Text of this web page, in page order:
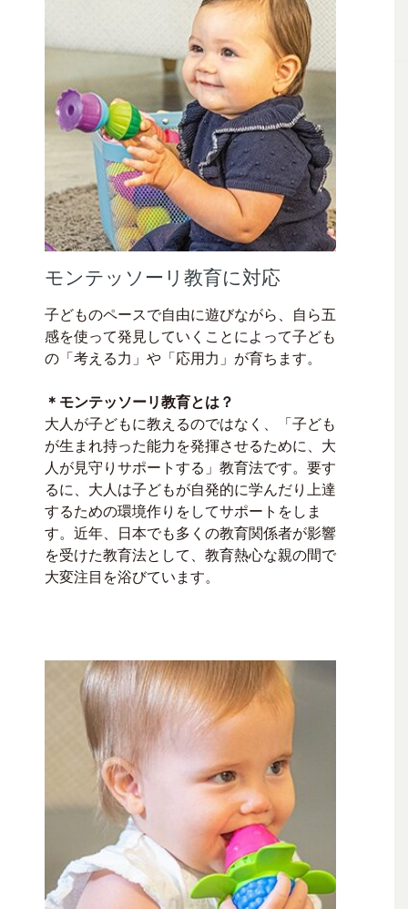
モンテッソーリ教育に対応
子どものペースで自由に遊びながら、自ら五
感を使って発見していくことによって子ども
の「考える力」や「応用力」が育ちます。
＊モンテッソーリ教育とは？
大人が子どもに教えるのではなく、「子ども
が生まれ持った能力を発揮させるために、大
人が見守りサポートする」教育法です。要す
るに、大人は子どもが自発的に学んだり上達
するための環境作りをしてサポートをしま
す。近年、日本でも多くの教育関係者が影響
を受けた教育法として、教育熱心な親の間で
大変注目を浴びています。